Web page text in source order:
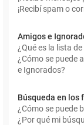
¡Recibí spam o
Amigos e
¿Qué es la lista
¿Cómo se puede
e Ignorados?
Búsqueda en los
¿Cómo se puede
¿Por qué mi